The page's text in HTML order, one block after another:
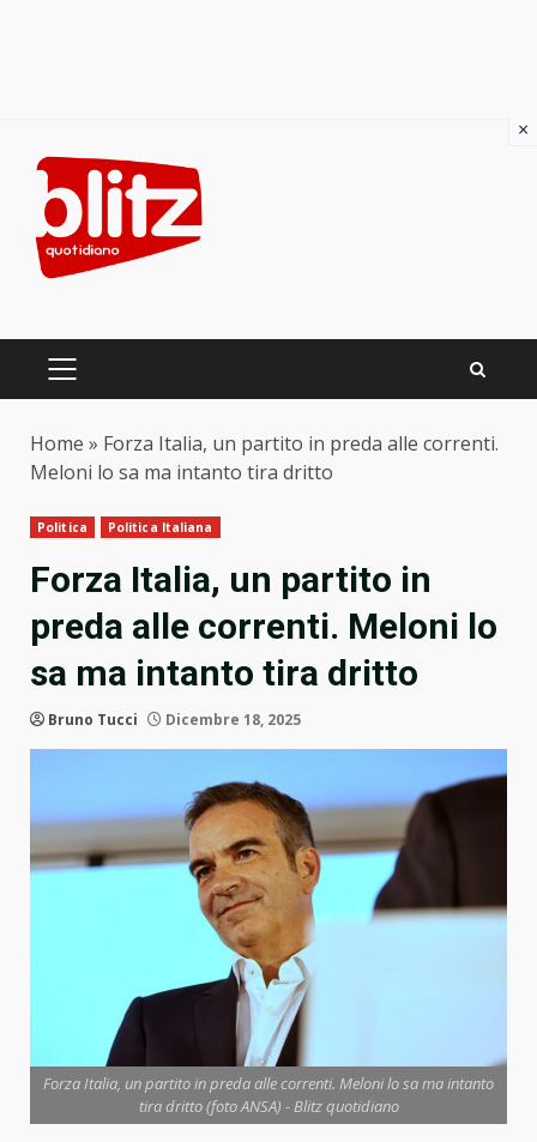
content
PRIMARY
Home » Forza Italia, un partito in preda alle correnti.
Meloni lo sa ma intanto tira dritto
Politica Politica Italiana
Forza Italia, un partito in
preda alle correnti. Meloni lo
sa ma intanto tira dritto
Bruno Tucci Dicembre 18, 2025
Forza Italia, un partito in preda alle correnti. Meloni lo sa ma intanto
tira dritto (foto ANSA) - Blitz quotidiano
×